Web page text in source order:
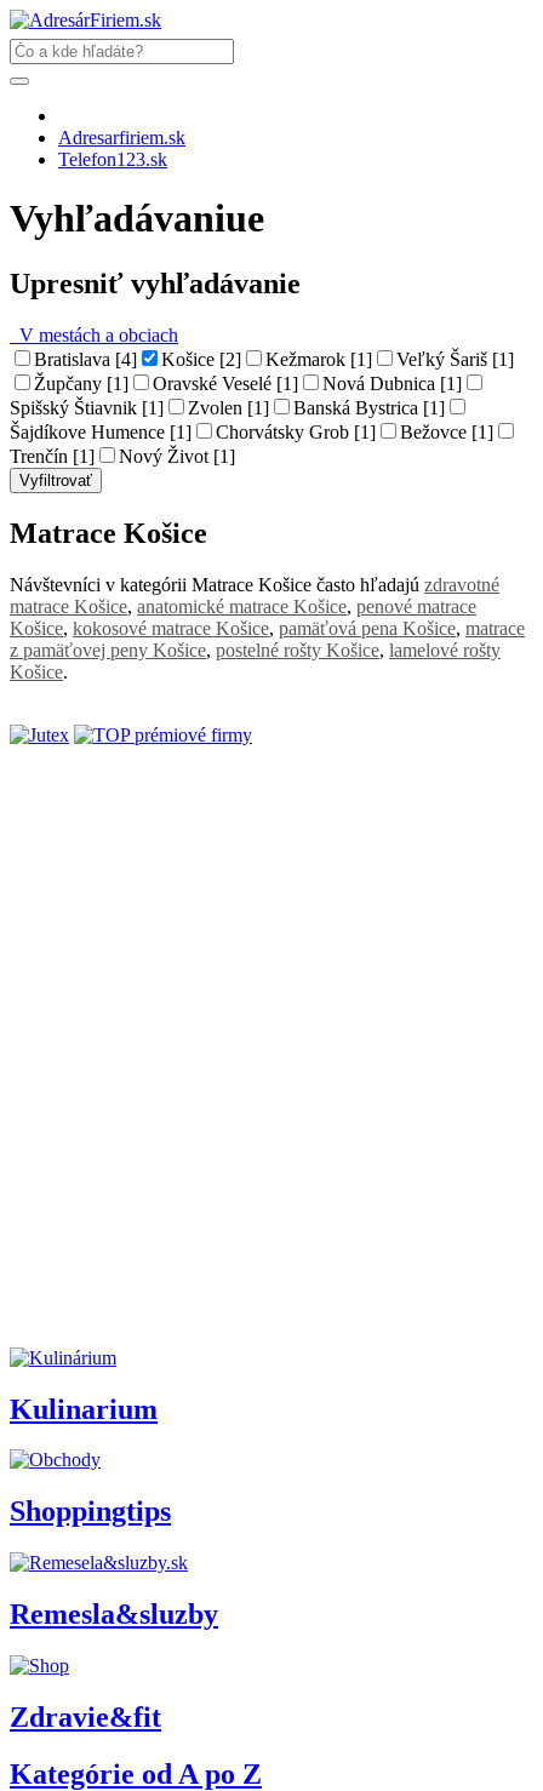
Adresarfiriem.sk
Telefon123.sk
Vyhľadávaniue
Upresniť vyhľadávanie
V mestách a obciach
Bratislava [4]
Košice [2] Kežmarok [1]
Veľký Šariš [1]
Župčany [1]
Oravské Veselé [1]
Nová Dubnica [1]
Spišský Štiavnik [1]
Zvolen [1]
Banská Bystrica [1]
Šajdíkove Humence [1]
Chorvátsky Grob [1]
Bežovce [1]
Trenčín [1]
Nový Život [1]
Matrace Košice
Návštevníci v kategórii Matrace Košice často hľadajú zdravotné
matrace Košice, anatomické matrace Košice, penové matrace
Košice, kokosové matrace Košice, pamäťová pena Košice, matrace
z pamäťovej peny Košice, postelné rošty Košice, lamelové rošty
Košice.
Kulinarium
Shoppingtips
Remesla&sluzby
Zdravie&fit
Kategórie od A po Z